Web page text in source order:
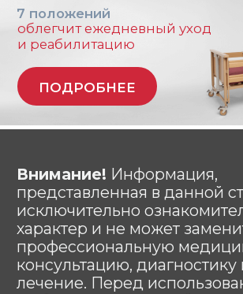
функциональных # взять # мед #
больничных # инвалидных # Burmeier
# подъемный механизм #
многофункциональных #
ортопедических # инвалидов # инсульт
# тяжелобольных #lezhachim
#лежачим
АРЕНДОВАТЬ